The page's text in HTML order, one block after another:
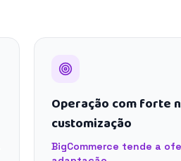
Operação com forte
customização
BigCommerce tende a